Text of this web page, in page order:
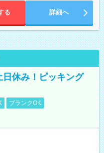
る 詳細へ
休み！ピッキング
ブランクOK